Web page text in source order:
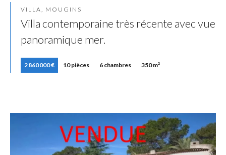
VILLA, MOUGINS
Villa contemporaine très récente avec vue
panoramique mer.
2 860 000 € 10 pièces 6 chambres 350 m²